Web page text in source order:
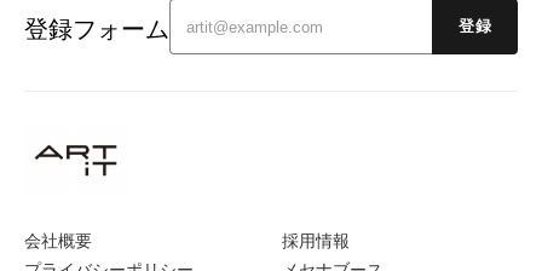
会社概要
採用情報
登録フォーム 登録